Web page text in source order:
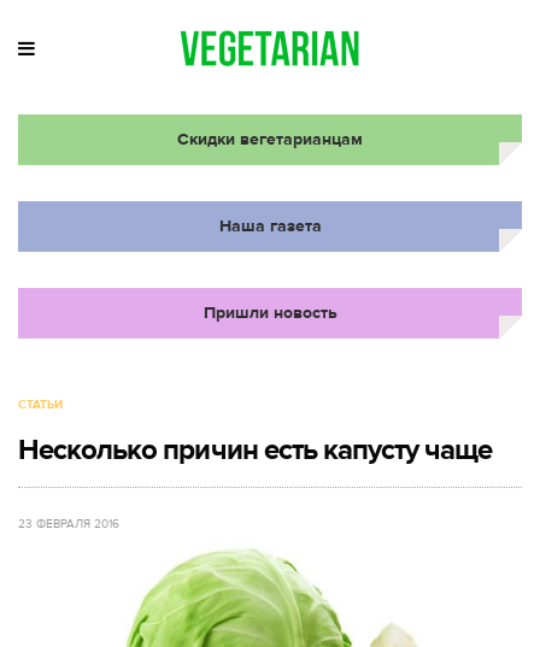
Скидки вегетарианцам
Наша газета
Пришли новость
СТАТЬИ
Несколько причин есть капусту чаще
23 ФЕВРАЛЯ 2016